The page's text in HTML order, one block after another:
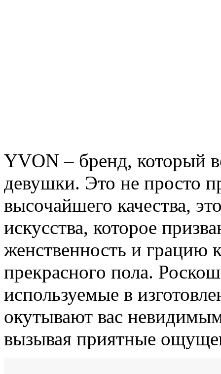
YVON – бренд, который
девушки. Это не просто
высочайшего качества,
искусства, которое
женственность и грацию
прекрасного пола.
используемые в
окутывают вас
вызывая приятные